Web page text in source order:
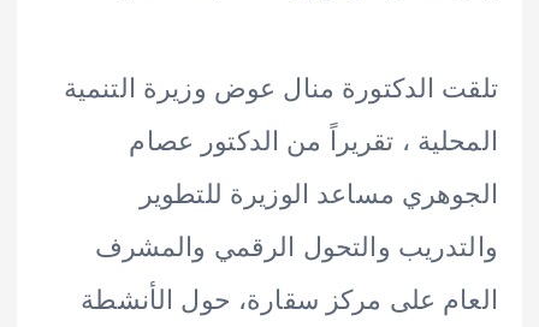
الدكتورة منال عوض وزيرة التنمية
، تقريراً من الدكتور عصام
مساعد الوزيرة للتطوير
والتحول الرقمي والمشرف
على مركز سقارة، حول الأنشطة